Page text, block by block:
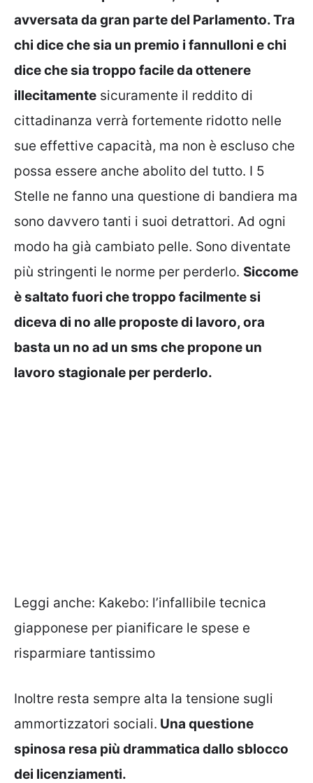
avversata da gran parte del Parlamento. Tra
chi dice che sia un premio i fannulloni e chi
dice che sia troppo facile da ottenere
illecitamente sicuramente il reddito di
cittadinanza verrà fortemente ridotto nelle
sue effettive capacità, ma non è escluso che
possa essere anche abolito del tutto. I 5
Stelle ne fanno una questione di bandiera ma
sono davvero tanti i suoi detrattori. Ad ogni
modo ha già cambiato pelle. Sono diventate
più stringenti le norme per perderlo. Siccome
è saltato fuori che troppo facilmente si
diceva di no alle proposte di lavoro, ora
basta un no ad un sms che propone un
lavoro stagionale per perderlo.
Leggi anche: Kakebo: l’infallibile tecnica
giapponese per pianificare le spese e
risparmiare tantissimo
Inoltre resta sempre alta la tensione sugli
ammortizzatori sociali. Una questione
spinosa resa più drammatica dallo sblocco
dei licenziamenti.